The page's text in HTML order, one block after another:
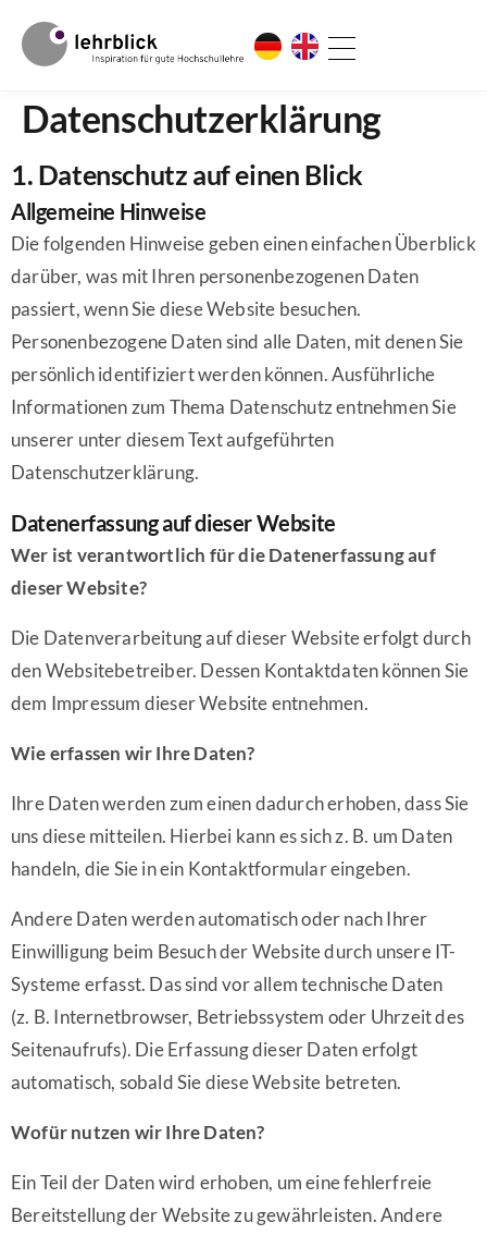
Datenschutz­erklärung
1. Datenschutz auf einen Blick
Allgemeine Hinweise
Die folgenden Hinweise geben einen einfachen Überblick
darüber, was mit Ihren personenbezogenen Daten
passiert, wenn Sie diese Website besuchen.
Personenbezogene Daten sind alle Daten, mit denen Sie
persönlich identifiziert werden können. Ausführliche
Informationen zum Thema Datenschutz entnehmen Sie
unserer unter diesem Text aufgeführten
Datenschutzerklärung.
Datenerfassung auf dieser Website
Wer ist verantwortlich für die Datenerfassung auf
dieser Website?
Die Datenverarbeitung auf dieser Website erfolgt durch
den Websitebetreiber. Dessen Kontaktdaten können Sie
dem Impressum dieser Website entnehmen.
Wie erfassen wir Ihre Daten?
Ihre Daten werden zum einen dadurch erhoben, dass Sie
uns diese mitteilen. Hierbei kann es sich z. B. um Daten
handeln, die Sie in ein Kontaktformular eingeben.
Andere Daten werden automatisch oder nach Ihrer
Einwilligung beim Besuch der Website durch unsere IT-
Systeme erfasst. Das sind vor allem technische Daten
(z. B. Internetbrowser, Betriebssystem oder Uhrzeit des
Seitenaufrufs). Die Erfassung dieser Daten erfolgt
automatisch, sobald Sie diese Website betreten.
Wofür nutzen wir Ihre Daten?
Ein Teil der Daten wird erhoben, um eine fehlerfreie
Bereitstellung der Website zu gewährleisten. Andere